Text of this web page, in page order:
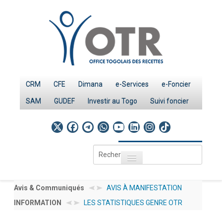
CRM CFE Dimana e-Services e-Foncier
SAM GUDEF Investir au Togo Suivi foncier
Rechercher
Toggle navigation
Page d'Accueil
Avis & CommuniquésAVIS À MANIFESTATION D’INTÉRÊT AMI N°
001/2026/OTR/CG/PRMP/CGMaP POUR LE
INFORMATION
LES STATISTIQUES GENRE OTR SERVICES